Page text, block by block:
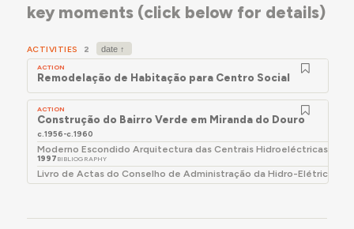
key moments (click below for details)
ACTIVITIES 2
ACTION
Remodelação de Habitação para Centro Social
ACTION
Construção do Bairro Verde em Miranda do Douro
c.1956-c.1960
Moderno Escondido Arquitectura das Centrais Hidroeléctricas do
1997 BIBLIOGRAPHY
Livro de Actas do Conselho de Administração da Hidro-Elétrica do